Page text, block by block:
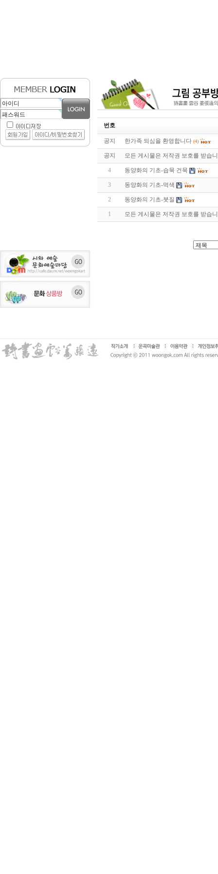
번호
공지 한가족 되심을 환영합니다 (4)
공지 모든 게시물은 저작권 보호를 받습
4 동양화의 기초-습묵 건묵
3 동양화의 기초-먹색
2 동양화의 기초-붓질
1 모든 게시물은 저작권 보호를 받습